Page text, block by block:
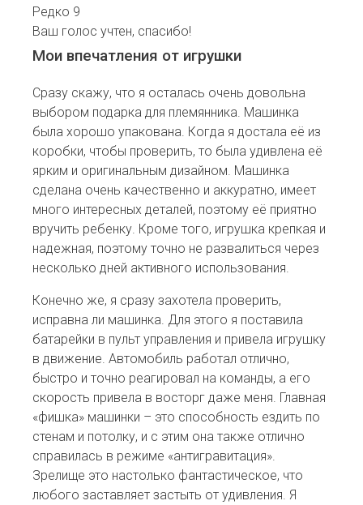
Редко 9
Ваш голос учтен, спасибо!
Мои впечатления от игрушки
Сразу скажу, что я осталась очень довольна
выбором подарка для племянника. Машинка
была хорошо упакована. Когда я достала её из
коробки, чтобы проверить, то была удивлена её
ярким и оригинальным дизайном. Машинка
сделана очень качественно и аккуратно, имеет
много интересных деталей, поэтому её приятно
вручить ребенку. Кроме того, игрушка крепкая и
надежная, поэтому точно не развалиться через
несколько дней активного использования.
Конечно же, я сразу захотела проверить,
исправна ли машинка. Для этого я поставила
батарейки в пульт управления и привела игрушку
в движение. Автомобиль работал отлично,
быстро и точно реагировал на команды, а его
скорость привела в восторг даже меня. Главная
«фишка» машинки – это способность ездить по
стенам и потолку, и с этим она также отлично
справилась в режиме «антигравитация».
Зрелище это настолько фантастическое, что
любого заставляет застыть от удивления. Я